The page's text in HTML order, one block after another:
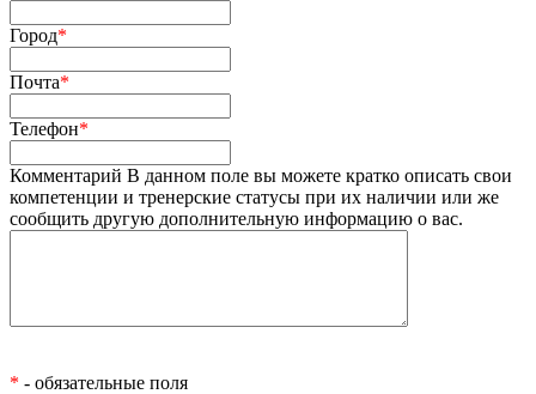
Город*
Почта*
Телефон*
Комментарий В данном поле вы можете кратко описать свои
компетенции и тренерские статусы при их наличии или же
сообщить другую дополнительную информацию о вас.
* - обязательные поля